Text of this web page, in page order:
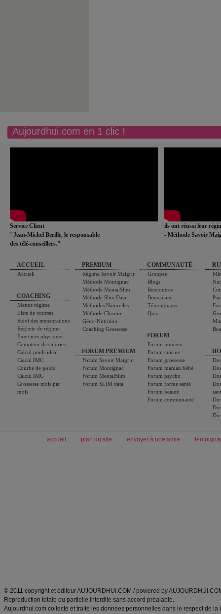
Aujourdhui.com en 1 clic !
Service Client
"Jean-Michel Berille, le responsable
des télé-conseillers."
ils ont réussi leur
- Méthode Savoir
ACCUEIL
Accueil
COACHING
Menus régime
Liste de courses
Suivi des mensurations
Réglette de régime
Exercices physiques
Compteur de calories
Calcul poids idéal
Calcul IMC
Courbe de poids
Calcul IMG
Grossesse mois par
mois
PREMIUM
Régime Savoir Maigrir
Méthode Montignac
Méthode MentalSlim
Méthode Slim Data
Méthodes Naturelles
Méthode Chrono-
Géno-Nutrition
Coaching Grossesse
FORUM PREMIUM
Forum Savoir Maigrir
Forum Montignac
Forum MentalSlim
Forum SLIM data
COMMUNAUTÉ
Groupes
Blogs
Rencontres
Bons plans
Témoignages
Quiz
FORUM
Forum minceur
Forum cuisine
Forum grossesse
Forum maman bébé
Forum psycho
Forum forme santé
Forum beauté
Forum communauté
accueil plan du site envoyer à une amie
© 2011 copyright et éditeur AUJOURDHUI.COM / powered by
Reproduction totale ou partielle interdite sans accord préalable.
Aujourdhui.com collecte et traite les données personnelles dans le respect de